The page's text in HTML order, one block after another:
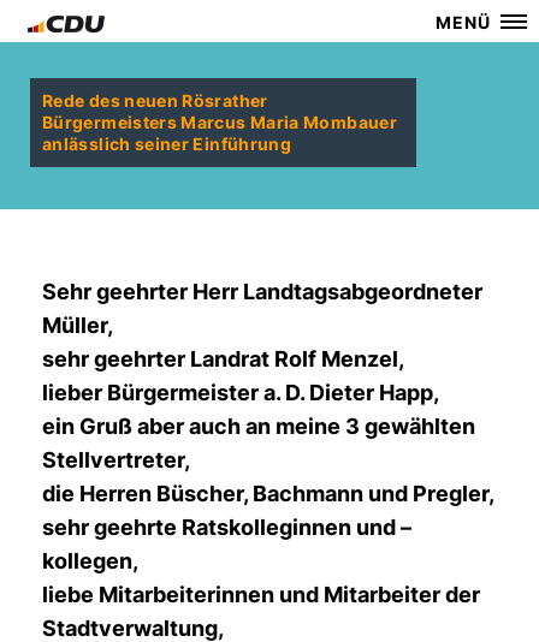
MENÜ
Rede des neuen Rösrather
Bürgermeisters Marcus Maria Mombauer
anlässlich seiner Einführung
Sehr geehrter Herr Landtagsabgeordneter
Müller,
sehr geehrter Landrat Rolf Menzel,
lieber Bürgermeister a. D. Dieter Happ,
ein Gruß aber auch an meine 3 gewählten
Stellvertreter,
die Herren Büscher, Bachmann und Pregler,
sehr geehrte Ratskolleginnen und –
kollegen,
liebe Mitarbeiterinnen und Mitarbeiter der
Stadtverwaltung,